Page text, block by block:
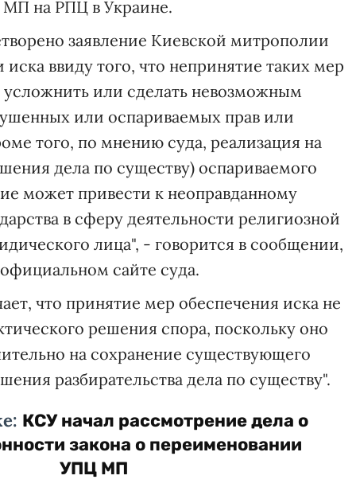
на РПЦ в Украине.
заявление Киевской митрополии
ввиду того, что непринятие таких мер
или сделать невозможным
или оспариваемых прав или
того, по мнению суда, реализация на
дела по существу) оспариваемого
может привести к неоправданному
в сферу деятельности религиозной
лица", - говорится в сообщении,
сайте суда.
что принятие мер обеспечения иска не
решения спора, поскольку оно
на сохранение существующего
разбирательства дела по существу".
КСУ начал рассмотрение дела о
закона о переименовании
УПЦ МП